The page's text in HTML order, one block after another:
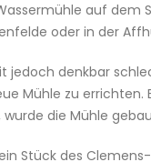
auf dem
oder in der
jedoch denkbar
Mühle zu
die Mühle
Stück des